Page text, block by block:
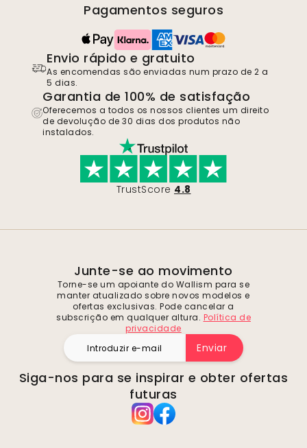
Pagamentos seguros
Envio rápido e gratuito
As encomendas são enviadas num prazo de 2 a
5 dias.
Garantia de 100% de satisfação
Oferecemos a todos os nossos clientes um direito
de devolução de 30 dias dos produtos não
instalados.
TrustScore 4.8
Junte-se ao movimento
Torne-se um apoiante do Wallism para se
manter atualizado sobre novos modelos e
ofertas exclusivas. Pode cancelar a
subscrição em qualquer altura. Política de
privacidade
Enviar
Siga-nos para se inspirar e obter ofertas
futuras